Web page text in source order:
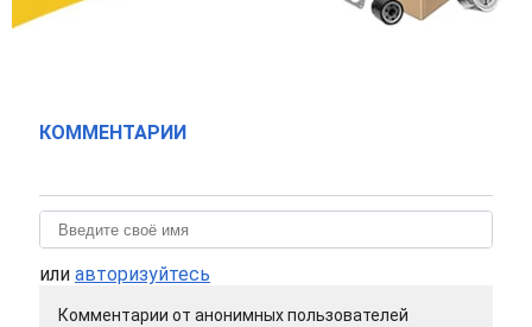
КОММЕНТАРИИ
или авторизуйтесь
Комментарии от анонимных пользователей